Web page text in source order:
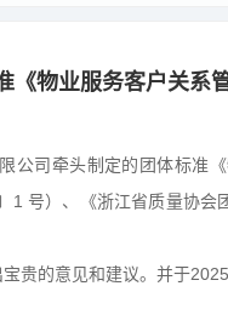
《物业服务客户关系
司牵头制定的团体标准
号）、《浙江省质量协
的意见和建议。并于2025